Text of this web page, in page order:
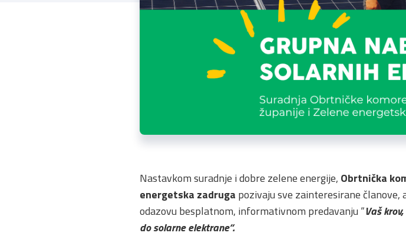
Nastavkom suradnje i dobre zelene energije, Obrtnička
energetska zadruga pozivaju sve zainteresirane članove,
odazovu besplatnom, informativnom predavanju “Vaš
do solarne elektrane“.